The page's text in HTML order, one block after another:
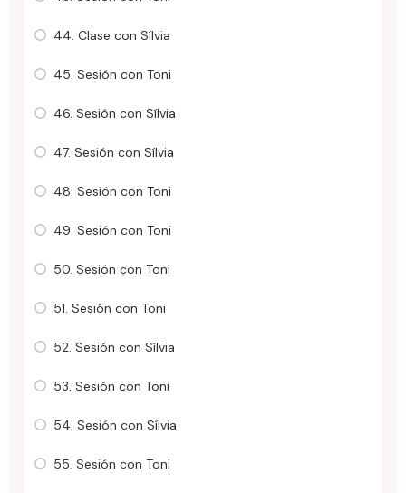
44. Clase con Sílvia
45. Sesión con Toni
46. Sesión con Sílvia
47. Sesión con Sílvia
48. Sesión con Toni
49. Sesión con Toni
50. Sesión con Toni
51. Sesión con Toni
52. Sesión con Sílvia
53. Sesión con Toni
54. Sesión con Sílvia
55. Sesión con Toni